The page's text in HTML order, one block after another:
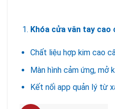
Khóa cửa vân tay
Chất liệu hợp kim cao
Màn hình cảm ứng, mở
Kết nối app quản lý từ